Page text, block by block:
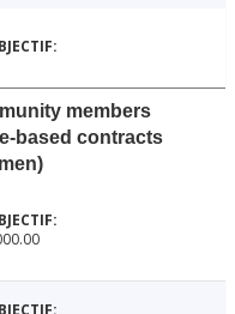
members
based contracts